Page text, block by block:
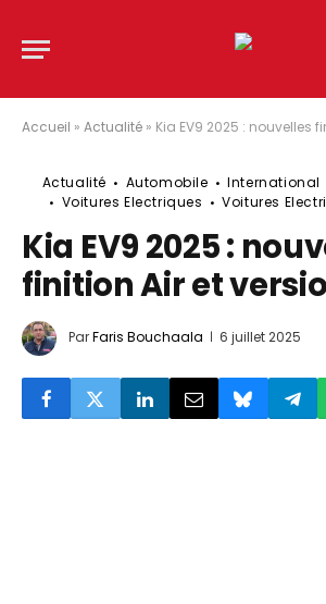
Accueil » Actualité » Kia EV9 2025 : nouvelles
Actualité Automobile International
Voitures Electriques
Voitures
Kia EV9 2025 :
finition Air et
ParFaris Bouchaala 6 juillet 2025